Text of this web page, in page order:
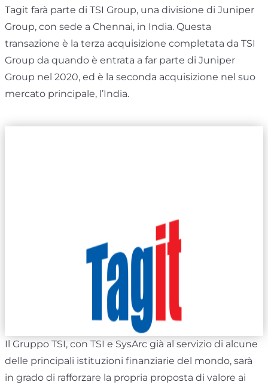
Tagit farà parte di TSI Group, una divisione di Juniper
Group, con sede a Chennai, in India. Questa
transazione è la terza acquisizione completata da TSI
Group da quando è entrata a far parte di Juniper
Group nel 2020, ed è la seconda acquisizione nel suo
mercato principale, l’India.
Il Gruppo TSI, con TSI e SysArc già al servizio di alcune
delle principali istituzioni finanziarie del mondo, sarà
in grado di rafforzare la propria proposta di valore ai